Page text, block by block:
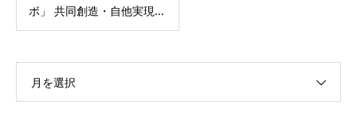
ボ」 共同創造・自他実現...
月を選択